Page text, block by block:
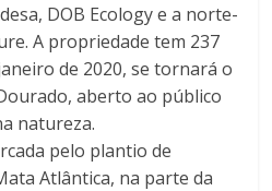
DOB Ecology e a norte-
A propriedade tem 237
de 2020, se tornará o
aberto ao público
natureza.
pelo plantio de
Atlântica, na parte da